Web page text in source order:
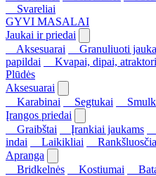
Svareliai
GYVI MASALAI
Jaukai ir priedai
Aksesuarai
Granuliuoti
papildai
Kvapai, dipai,
Plūdės
Aksesuarai
Karabinai
Segtukai
Įrangos priedai
Graibštai
Įrankiai jaukams
indai
Laikikliai
Apranga
Bridkelnės
Kostiumai